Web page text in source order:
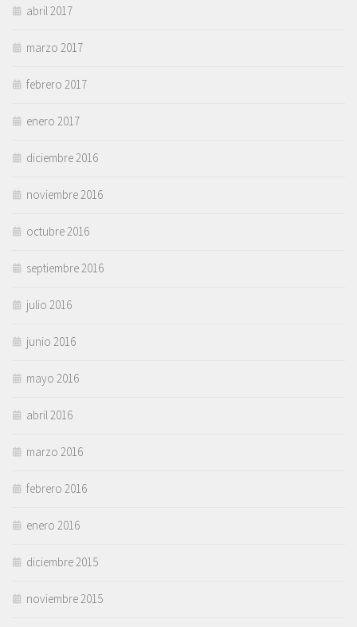
abril 2017
marzo 2017
febrero 2017
enero 2017
diciembre 2016
noviembre 2016
octubre 2016
septiembre 2016
julio 2016
junio 2016
mayo 2016
abril 2016
marzo 2016
febrero 2016
enero 2016
diciembre 2015
noviembre 2015